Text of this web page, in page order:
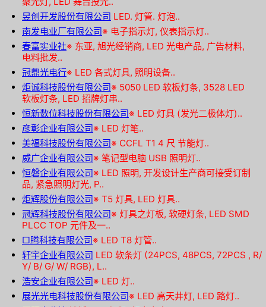
昱创开发股份有限公司 LED. 灯管. 灯泡..
南发电业厂有限公司※ 电子指示灯, 仪表指示灯..
春富实业社※ 东亚, 旭光经销商, LED 光电产品, 广告材料,
电料批发..
冠鼎光电行※ LED 各式灯具, 照明设备..
炬诚科技股份有限公司※ 5050 LED 软板灯条, 3528 LED
软板灯条, LED 招牌灯串..
恒新数位科技股份有限公司※ LED 灯具 (发光二极体灯)..
彦彰企业有限公司※ LED 灯笔..
美福科技股份有限公司※ CCFL T1 4 尺 节能灯..
威广企业有限公司※ 笔记型电脑 USB 照明灯..
恒磐企业有限公司※ LED 照明, 开发设计生产商可接受订制
品, 紧急照明灯光, P..
炬辉股份有限公司※ T5 灯具, LED 灯具..
冠辉科技股份有限公司※ 灯具之灯板, 软硬灯条, LED SMD
PLCC TOP 元件及一..
□腾科技有限公司※ LED T8 灯管..
轩宇企业有限公司 LED 软条灯 (24PCS, 48PCS, 72PCS , R/
Y/ B/ G/ W/ RGB), L..
浩安企业有限公司※ LED 灯..
展光光电科技股份有限公司※ LED 高天井灯, LED 路灯..